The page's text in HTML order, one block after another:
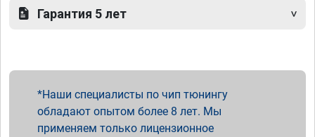
Гарантия 5 лет
Наши специалисты по чип тюнингу
обладают опытом более 8 лет. Мы
применяем только лицензионное